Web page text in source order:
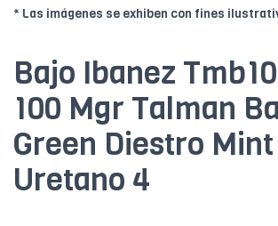
* Las imágenes se exhiben con fines
Bajo Ibanez
100 Mgr Talman
Green Diestro
Uretano 4